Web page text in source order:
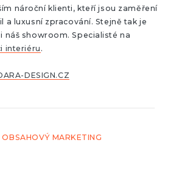
nároční klienti, kteří jsou zaměření
a luxusní zpracování. Stejně tak je
náš showroom. Specialisté na
interiéru .
DESIGN.CZ
MARKETING